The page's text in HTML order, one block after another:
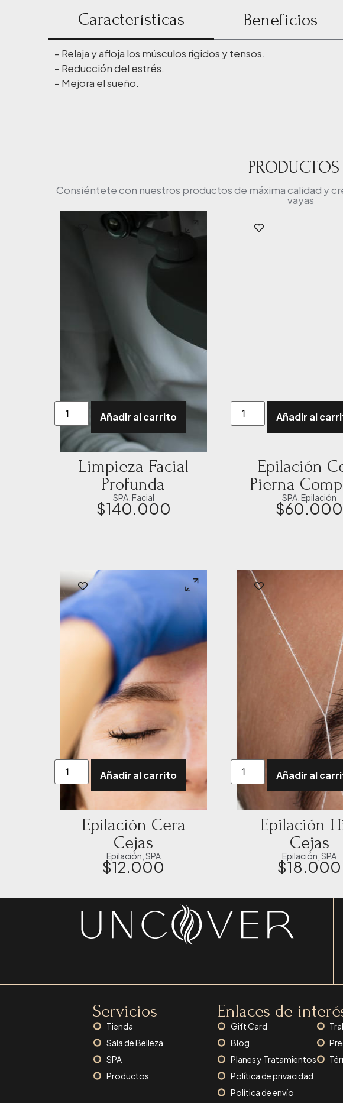
Características Beneficios
– Relaja y afloja los músculos rígidos y tensos.
– Reducción del estrés.
– Mejora el sueño.
Consiéntete con nuestros productos de máxima calidad y
vayas
Añadir al carrito
Limpieza Facial
Profunda
SPA, Facial
$140.000
Añadir al
Epilación
Pierna
SPA ,Epilación
$60.000
Añadir al carrito
Epilación Cera
Cejas
Epilación SPA
$12.000
Añadir al
Epilación
Cejas
Epilación ,SPA
$18.000
Servicios
Tienda
Sala de Belleza
SPA
Productos
Enlaces de
Gift Card
Blog
Planes y Tratamientos
Política de privacidad
Política de envío